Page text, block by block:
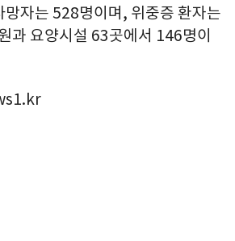
망자는 528명이며, 위중증 환자는
과 요양시설 63곳에서 146명이